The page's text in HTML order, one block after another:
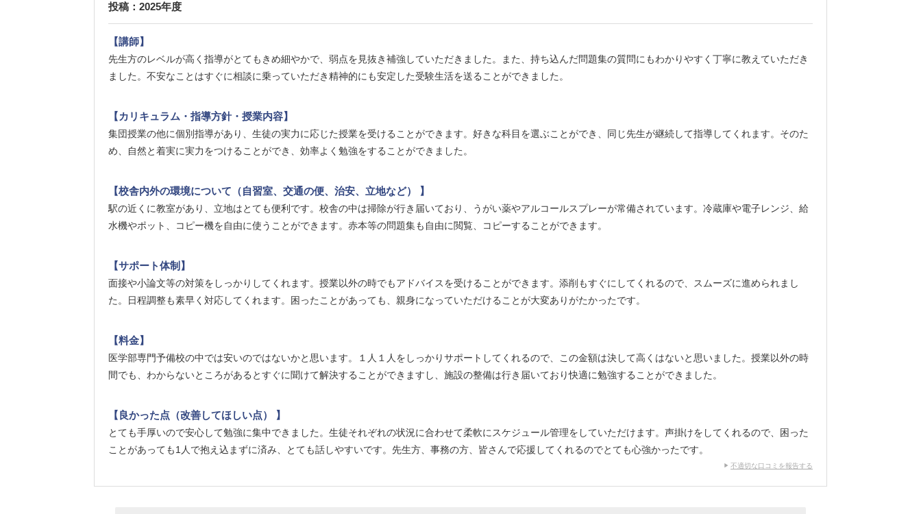
投稿：2025年度
【講師】
先生方のレベルが高く指導がとてもきめ細やかで、弱点を見抜き補強していただきました。また、持ち込んだ問題集の質問にもわかりやすく丁寧に教えていただき
ました。不安なことはすぐに相談に乗っていただき精神的にも安定した受験生活を送ることができました。
【カリキュラム・指導方針・授業内容】
集団授業の他に個別指導があり、生徒の実力に応じた授業を受けることができます。好きな科目を選ぶことができ、同じ先生が継続して指導してくれます。そのた
め、自然と着実に実力をつけることができ、効率よく勉強をすることができました。
【校舎内外の環境について（自習室、交通の便、治安、立地など） 】
駅の近くに教室があり、立地はとても便利です。校舎の中は掃除が行き届いており、うがい薬やアルコールスプレーが常備されています。冷蔵庫や電子レンジ、給
水機やポット、コピー機を自由に使うことができます。赤本等の問題集も自由に閲覧、コピーすることができます。
【サポート体制】
面接や小論文等の対策をしっかりしてくれます。授業以外の時でもアドバイスを受けることができます。添削もすぐにしてくれるので、スムーズに進められまし
た。日程調整も素早く対応してくれます。困ったことがあっても、親身になっていただけることが大変ありがたかったです。
【料金】
医学部専門予備校の中では安いのではないかと思います。１人１人をしっかりサポートしてくれるので、この金額は決して高くはないと思いました。授業以外の時
間でも、わからないところがあるとすぐに聞けて解決することができますし、施設の整備は行き届いており快適に勉強することができました。
【良かった点（改善してほしい点） 】
とても手厚いので安心して勉強に集中できました。生徒それぞれの状況に合わせて柔軟にスケジュール管理をしていただけます。声掛けをしてくれるので、困った
ことがあっても1人で抱え込まずに済み、とても話しやすいです。先生方、事務の方、皆さんで応援してくれるのでとても心強かったです。
不適切な口コミを報告する